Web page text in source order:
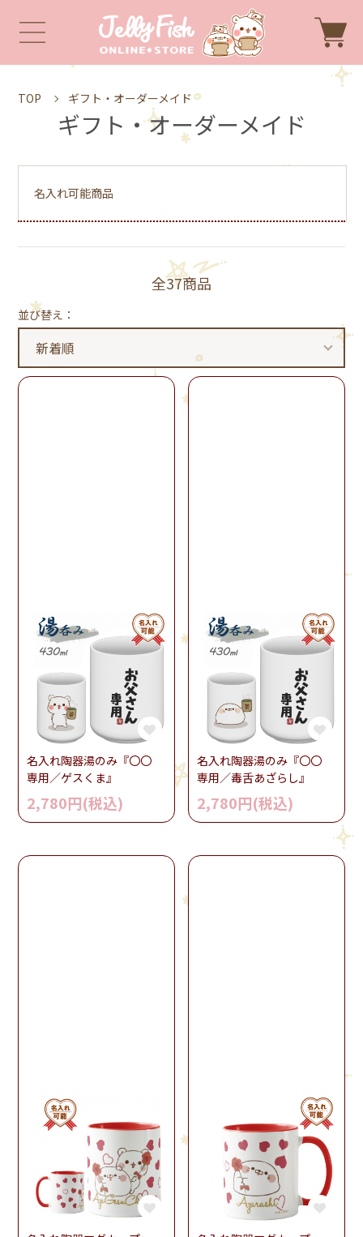
TOP ギフト・オーダーメイド
ギフト・オーダーメイド
名入れ可能商品
全37商品
並び替え：
名入れ陶器湯のみ『〇〇
専用／ゲスくま』
2,780円(税込)
名入れ陶器湯のみ『〇〇
専用／毒舌あざらし』
2,780円(税込)